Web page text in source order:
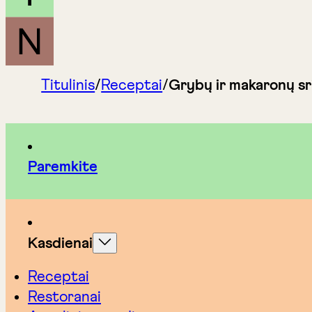
Titulinis/Receptai/Grybų ir makaronų
Paremkite
Kasdienai
Receptai
Restoranai